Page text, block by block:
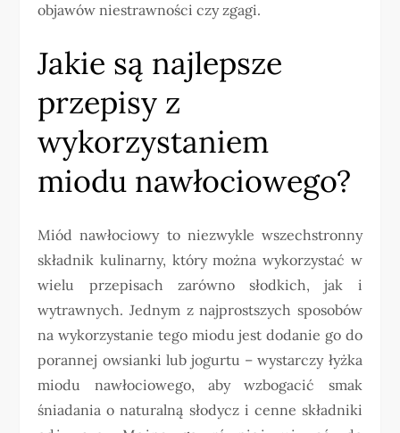
objawów niestrawności czy zgagi.
Jakie są najlepsze
przepisy z
wykorzystaniem
miodu nawłociowego?
Miód nawłociowy to niezwykle wszechstronny
składnik kulinarny, który można wykorzystać w
wielu przepisach zarówno słodkich, jak i
wytrawnych. Jednym z najprostszych sposobów
na wykorzystanie tego miodu jest dodanie go do
porannej owsianki lub jogurtu – wystarczy łyżka
miodu nawłociowego, aby wzbogacić smak
śniadania o naturalną słodycz i cenne składniki